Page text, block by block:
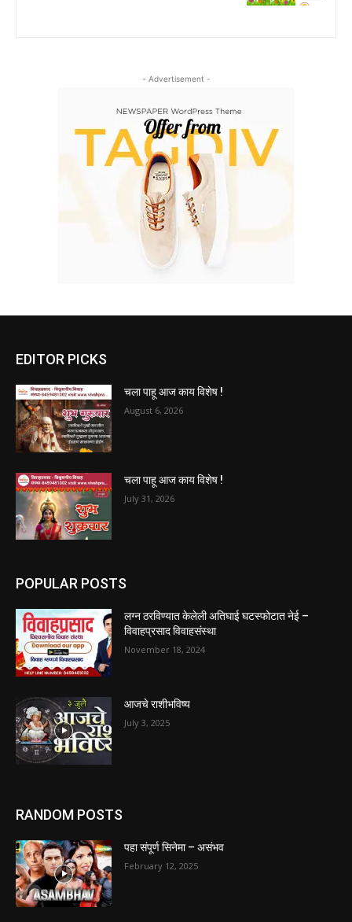
- Advertisement -
EDITOR PICKS
चला पाहू आज काय विशेष !
August 6, 2026
चला पाहू आज काय विशेष !
July 31, 2026
POPULAR POSTS
लग्न ठरविण्यात केलेली अतिघाई घटस्फोटात नेई –
विवाहप्रसाद विवाहसंस्था
November 18, 2024
आजचे राशीभविष्य
July 3, 2025
RANDOM POSTS
पहा संपूर्ण सिनेमा – असंभव
February 12, 2025